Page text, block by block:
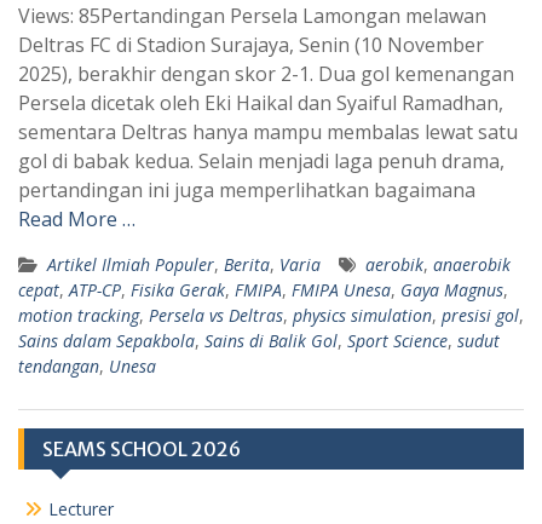
a
t
s
A
p
p
l
e
g
r
a
m
Views: 85Pertandingan Persela Lamongan melawan
Deltras FC di Stadion Surajaya, Senin (10 November
2025), berakhir dengan skor 2-1. Dua gol kemenangan
Persela dicetak oleh Eki Haikal dan Syaiful Ramadhan,
sementara Deltras hanya mampu membalas lewat satu
gol di babak kedua. Selain menjadi laga penuh drama,
pertandingan ini juga memperlihatkan bagaimana
Read More …
Artikel Ilmiah Populer, Berita, Varia aerobik, anaerobik
cepat, ATP-CP, Fisika Gerak, FMIPA, FMIPA Unesa, Gaya Magnus,
motion tracking, Persela vs Deltras, physics simulation, presisi gol,
Sains dalam Sepakbola, Sains di Balik Gol, Sport Science, sudut
tendangan, Unesa
SEAMS SCHOOL 2026
Lecturer